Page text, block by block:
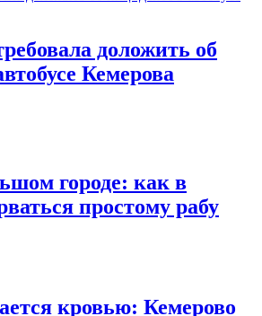
доложить об
Кемерова
городе: как в
простому рабу
кровью: Кемерово